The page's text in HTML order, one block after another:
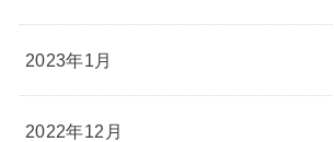
2023年1月
2022年12月